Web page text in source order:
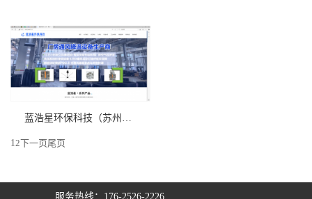
1 2下一页尾页
服务热线：176-2526-2226